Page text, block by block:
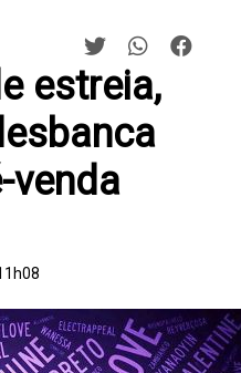
estreia,
venda